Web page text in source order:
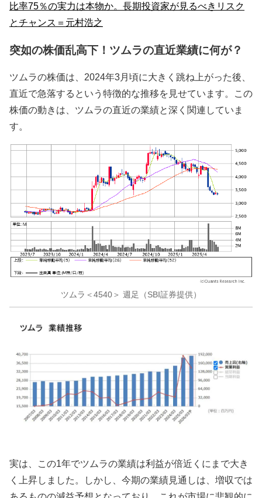
比率75％の実力は本物か。長期投資家が見るべきリスク
とチャンス＝元村浩之
突如の株価乱高下！ツムラの直近業績に何が？
ツムラの株価は、2024年3月頃に大きく跳ね上がった後、
直近で急落するという特徴的な推移を見せています。この
株価の動きは、ツムラの直近の業績と深く関連していま
す。
ツムラ＜4540＞ 週足（SBI証券提供）
実は、この1年でツムラの業績は利益が倍近くにまで大き
く上昇しました。しかし、今期の業績見通しは、増収では